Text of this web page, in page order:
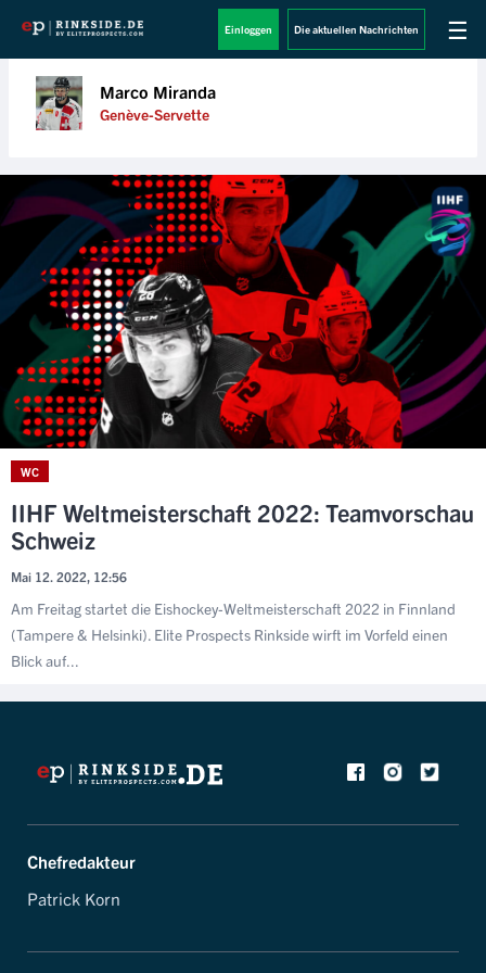
☰
Die aktuellen Nachrichten
Einloggen
Marco Miranda
Genève-Servette
WC
IIHF Weltmeisterschaft 2022: Teamvorschau
Schweiz
Mai 12. 2022, 12:56
Am Freitag startet die Eishockey-Weltmeisterschaft 2022 in Finnland
(Tampere & Helsinki). Elite Prospects Rinkside wirft im Vorfeld einen
Blick auf...
Chefredakteur
Patrick Korn